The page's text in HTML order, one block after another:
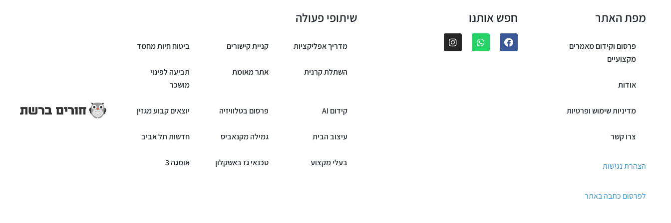
מפת האתר
פרסום וקידום מאמרים
מקצועיים
אודות
מדיניות שימוש ופרטיות
צרו קשר
הצהרת נגישות
לפרסום כתבה באתר
חפש אותנו שיתופי פעולה
מדריך אפליקציות קניית קישורים ביטוח חיות מחמד
השתלת קרנית אתר מאומת
תביעה לפינוי
מושכר
קידום AI פרסום בטלוויזיה יוצאים קבוע מגזין
עיצוב הבית גמילה מקנאביס חדשות תל אביב
בעלי מקצוע טכנאי גז באשקלון אומגה 3